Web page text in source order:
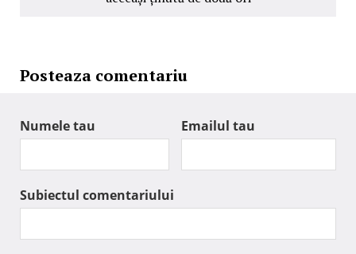
Posteaza comentariu
Numele tau Emailul tau
Subiectul comentariului